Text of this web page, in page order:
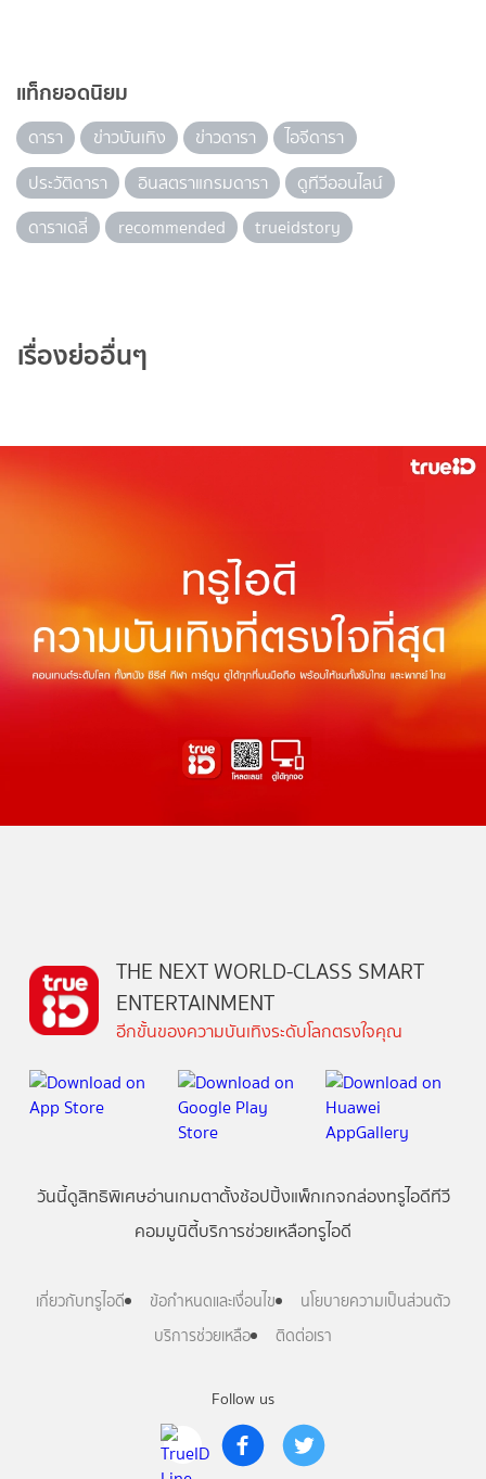
แท็กยอดนิยม
ดารา ข่าวบันเทิง ข่าวดารา
ไอจีดารา
ประวัติดารา
อินสตราแกรมดารา
ดูทีวีออนไลน์
ดาราเดลี่
recommended trueidstory
เรื่องย่ออื่นๆ
Follow us
THE NEXT WORLD-CLASS SMART
ENTERTAINMENT
อีกขั้นของความบันเทิงระดับโลกตรงใจคุณ
วันนี้ดูสิทธิพิเศษอ่านเกมตาตั้งช้อปปิ้งแพ็กเกจกล่องทรูไอดีทีวี
คอมมูนิตี้บริการช่วยเหลือทรูไอดี
เกี่ยวกับทรูไอดี ข้อกำหนดและเงื่อนไข
นโยบายความเป็นส่วนตัว
บริการช่วยเหลือ
ติดต่อเรา